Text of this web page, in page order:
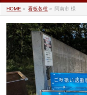
HOME » 看板各種 » 阿南市 様